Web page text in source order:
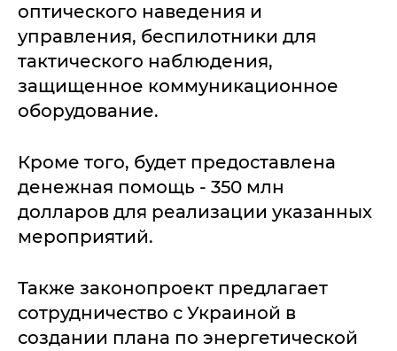
оптического наведения и
управления, беспилотники для
тактического наблюдения,
защищенное коммуникационное
оборудование.
Кроме того, будет предоставлена
денежная помощь - 350 млн
долларов для реализации указанных
мероприятий.
Также законопроект предлагает
сотрудничество с Украиной в
создании плана по энергетической